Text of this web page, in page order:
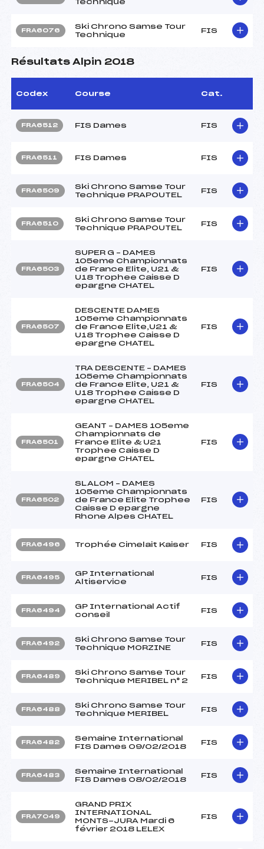
Technique
FRA6076
Ski Chrono Samse Tour
Technique
FIS
Résultats Alpin 2018
Codex Course Cat.
FRA6512 FIS Dames FIS
FRA6511 FIS Dames FIS
FRA6509
Ski Chrono Samse Tour
Technique PRAPOUTEL
FIS
FRA6510
Ski Chrono Samse Tour
Technique PRAPOUTEL
FIS
FRA6503
SUPER G – DAMES
105eme Championnats
de France Elite, U21 &
U18 Trophee Caisse D
epargne CHATEL
FIS
FRA6507
DESCENTE DAMES
105eme Championnats
de France Elite,U21 &
U18 Trophee Caisse D
epargne CHATEL
FIS
FRA6504
TRA DESCENTE – DAMES
105eme Championnats
de France Elite, U21 &
U18 Trophee Caisse D
epargne CHATEL
FIS
FRA6501
GEANT – DAMES 105eme
Championnats de
France Elite & U21
Trophee Caisse D
epargne CHATEL
FIS
FRA6502
SLALOM – DAMES
105eme Championnats
de France Elite Trophee
Caisse D epargne
Rhone Alpes CHATEL
FIS
FRA6496 Trophée Cimelait Kaiser FIS
FRA6495
GP International
Altiservice
FIS
FRA6494
GP International Actif
conseil
FIS
FRA6492
Ski Chrono Samse Tour
Technique MORZINE
FIS
FRA6489
Ski Chrono Samse Tour
Technique MERIBEL n° 2
FIS
FRA6488
Ski Chrono Samse Tour
Technique MERIBEL
FIS
FRA6482
Semaine International
FIS Dames 09/02/2018
FIS
FRA6483
Semaine International
FIS Dames 08/02/2018
FIS
FRA7049
GRAND PRIX
INTERNATIONAL
MONTS-JURA Mardi 6
février 2018 LELEX
FIS